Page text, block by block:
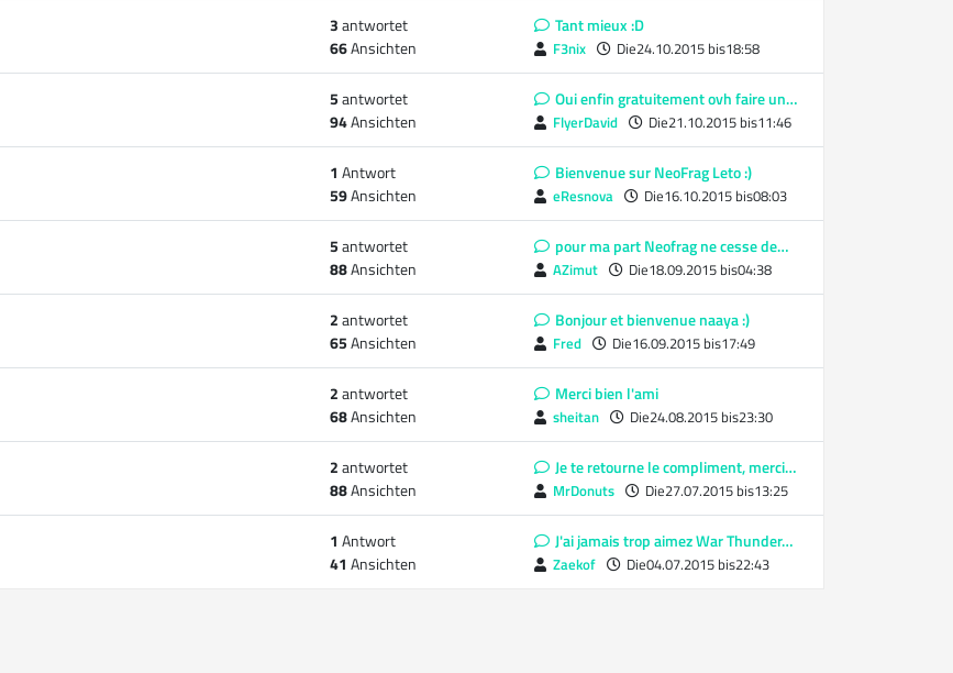
3antwortet
66Ansichten
Tant mieux :D
F3nix Die24.10.2015 bis18:58
5antwortet
94Ansichten
Oui enfin gratuitement ovh faire un…
FlyerDavid Die21.10.2015 bis11:46
1 Antwort
59Ansichten
Bienvenue sur NeoFrag Leto :)
eResnova Die16.10.2015 bis08:03
5antwortet
88Ansichten
pour ma part Neofrag ne cesse de…
AZimut Die18.09.2015 bis04:38
2antwortet
65Ansichten
Bonjour et bienvenue naaya :)
Fred Die16.09.2015 bis17:49
2antwortet
68Ansichten
Merci bien l'ami
sheitan Die24.08.2015 bis23:30
2antwortet
88Ansichten
Je te retourne le compliment, merci…
MrDonuts Die27.07.2015 bis13:25
1 Antwort
41 Ansichten
J'ai jamais trop aimez War Thunder…
Zaekof Die04.07.2015 bis22:43